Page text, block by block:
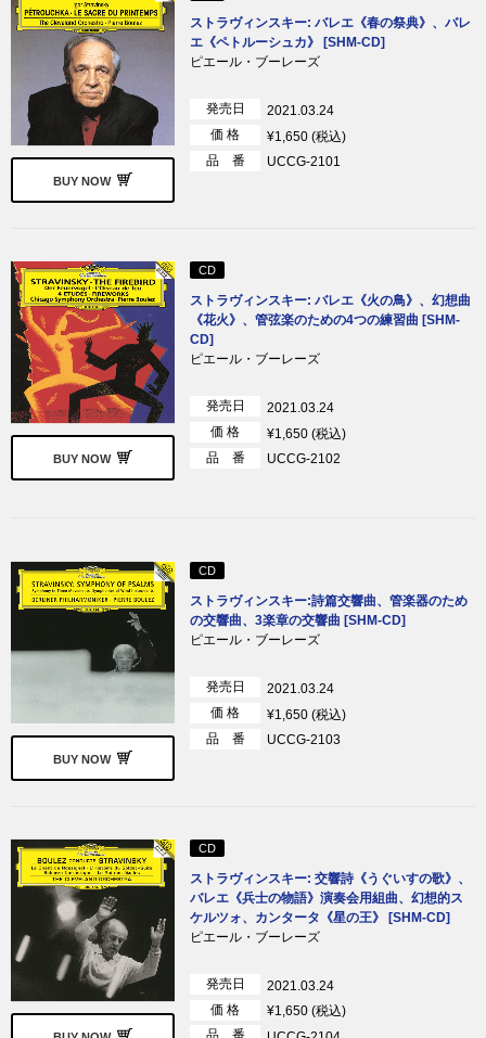
BUY NOW
ストラヴィンスキー: バレエ《春の祭典》、バレ
エ《ペトルーシュカ》 [SHM-CD]
ピエール・ブーレーズ
発売日
2021.03.24
価 格
¥1,650 (税込)
品 番
UCCG-2101
BUY NOW
CD
ストラヴィンスキー: バレエ《火の鳥》、幻想曲
《花火》、管弦楽のための4つの練習曲 [SHM-
CD]
ピエール・ブーレーズ
発売日
2021.03.24
価 格
¥1,650 (税込)
品 番
UCCG-2102
BUY NOW
CD
ストラヴィンスキー:詩篇交響曲、管楽器のため
の交響曲、3楽章の交響曲 [SHM-CD]
ピエール・ブーレーズ
発売日
2021.03.24
価 格
¥1,650 (税込)
品 番
UCCG-2103
CD
ストラヴィンスキー: 交響詩《うぐいすの歌》、
バレエ《兵士の物語》演奏会用組曲、幻想的ス
ケルツォ、カンタータ《星の王》 [SHM-CD]
ピエール・ブーレーズ
発売日
2021.03.24
価 格
¥1,650 (税込)